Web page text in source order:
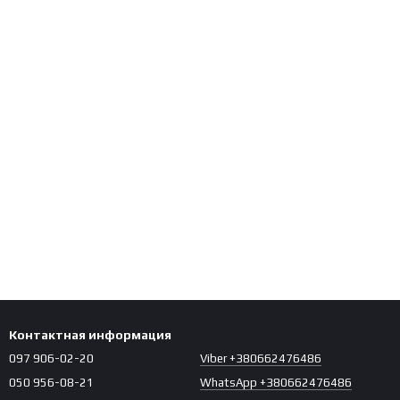
Контактная информация
097 906-02-20
050 956-08-21
Viber +380662476486
WhatsApp +380662476486